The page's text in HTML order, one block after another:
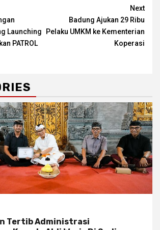
Launching
PATROL
Next
Badung Ajukan 29 Ribu
Pelaku UMKM ke Kementerian
Koperasi
Tertib Administrasi